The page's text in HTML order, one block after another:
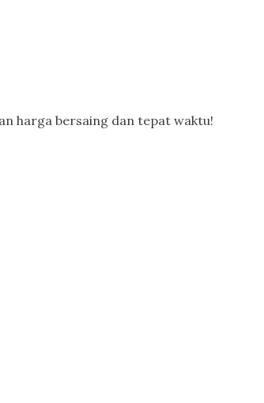
harga bersaing dan tepat waktu!